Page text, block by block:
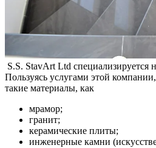
S.S. StavArt Ltd специализируется
Пользуясь услугами этой
такие материалы, как
мрамор;
гранит;
керамические плиты;
инженерные камни